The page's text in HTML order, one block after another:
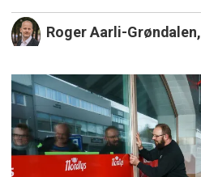
Roger Aarli-Grøndalen,